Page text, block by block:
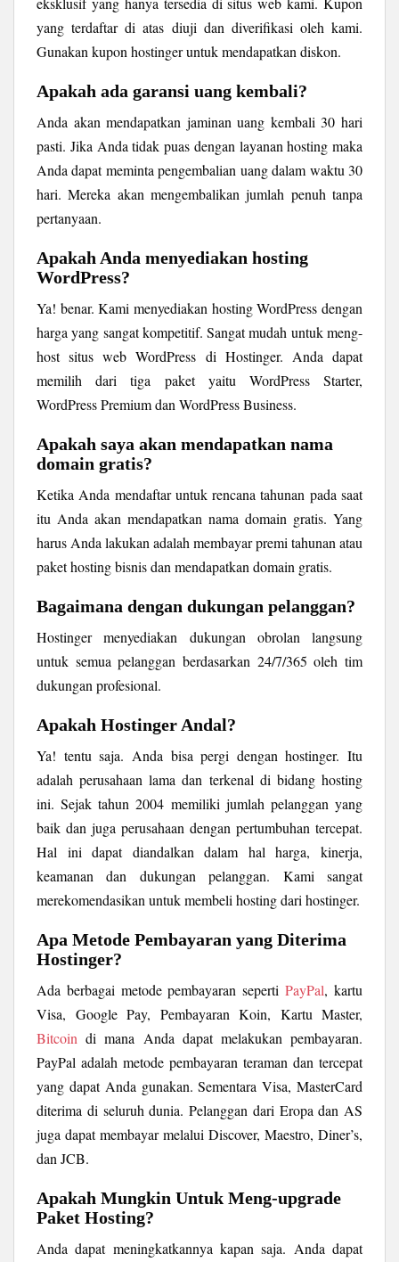
yang terdaftar di atas diuji dan diverifikasi oleh kami.
Gunakan kupon hostinger untuk mendapatkan diskon.
Apakah ada garansi uang kembali?
Anda akan mendapatkan jaminan uang kembali 30 hari
pasti. Jika Anda tidak puas dengan layanan hosting maka
Anda dapat meminta pengembalian uang dalam waktu 30
hari. Mereka akan mengembalikan jumlah penuh tanpa
pertanyaan.
Apakah Anda menyediakan hosting
WordPress?
Ya! benar. Kami menyediakan hosting WordPress dengan
harga yang sangat kompetitif. Sangat mudah untuk meng-
host situs web WordPress di Hostinger. Anda dapat
memilih dari tiga paket yaitu WordPress Starter,
WordPress Premium dan WordPress Business.
Apakah saya akan mendapatkan nama
domain gratis?
Ketika Anda mendaftar untuk rencana tahunan pada saat
itu Anda akan mendapatkan nama domain gratis. Yang
harus Anda lakukan adalah membayar premi tahunan atau
paket hosting bisnis dan mendapatkan domain gratis.
Bagaimana dengan dukungan pelanggan?
Hostinger menyediakan dukungan obrolan langsung
untuk semua pelanggan berdasarkan 24/7/365 oleh tim
dukungan profesional.
Apakah Hostinger Andal?
Ya! tentu saja. Anda bisa pergi dengan hostinger. Itu
adalah perusahaan lama dan terkenal di bidang hosting
ini. Sejak tahun 2004 memiliki jumlah pelanggan yang
baik dan juga perusahaan dengan pertumbuhan tercepat.
Hal ini dapat diandalkan dalam hal harga, kinerja,
keamanan dan dukungan pelanggan. Kami sangat
merekomendasikan untuk membeli hosting dari hostinger.
Apa Metode Pembayaran yang Diterima
Hostinger?
Ada berbagai metode pembayaran sepertiPayPal, kartu
Visa, Google Pay, Pembayaran Koin, Kartu Master,
Bitcoin di mana Anda dapat melakukan pembayaran.
PayPal adalah metode pembayaran teraman dan tercepat
yang dapat Anda gunakan. Sementara Visa, MasterCard
diterima di seluruh dunia. Pelanggan dari Eropa dan AS
juga dapat membayar melalui Discover, Maestro, Diner’s,
dan JCB.
Apakah Mungkin Untuk Meng-upgrade
Paket Hosting?
Anda dapat meningkatkannya kapan saja. Anda dapat